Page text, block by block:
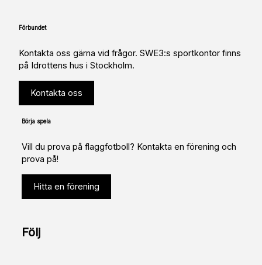
Förbundet
Kontakta oss gärna vid frågor. SWE3:s sportkontor finns
på Idrottens hus i Stockholm.
Kontakta oss
Börja spela
Vill du prova på flaggfotboll? Kontakta en förening och
prova på!
Hitta en förening
Följ